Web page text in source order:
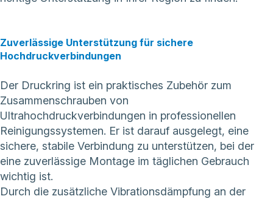
Zuverlässige Unterstützung für sichere
Hochdruckverbindungen
Der Druckring ist ein praktisches Zubehör zum
Zusammenschrauben von
Ultrahochdruckverbindungen in professionellen
Reinigungssystemen. Er ist darauf ausgelegt, eine
sichere, stabile Verbindung zu unterstützen, bei der
eine zuverlässige Montage im täglichen Gebrauch
wichtig ist.
Durch die zusätzliche Vibrationsdämpfung an der